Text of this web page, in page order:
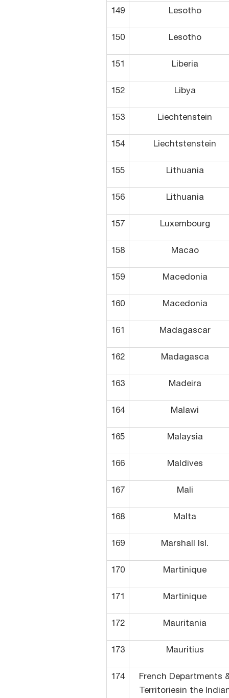
149 Lesotho
150 Lesotho
151 Liberia
152 Libya
153 Liechtenstein
154 Liechtstenstein
155 Lithuania
156 Lithuania
157 Luxembourg
158 Macao
159 Macedonia
160 Macedonia
161 Madagascar
162 Madagasca
163 Madeira
164 Malawi
165 Malaysia
166 Maldives
167 Mali
168 Malta
169 Marshall Isl.
170 Martinique
171 Martinique
172 Mauritania
173 Mauritius
174
French Departments
Territoriesin the